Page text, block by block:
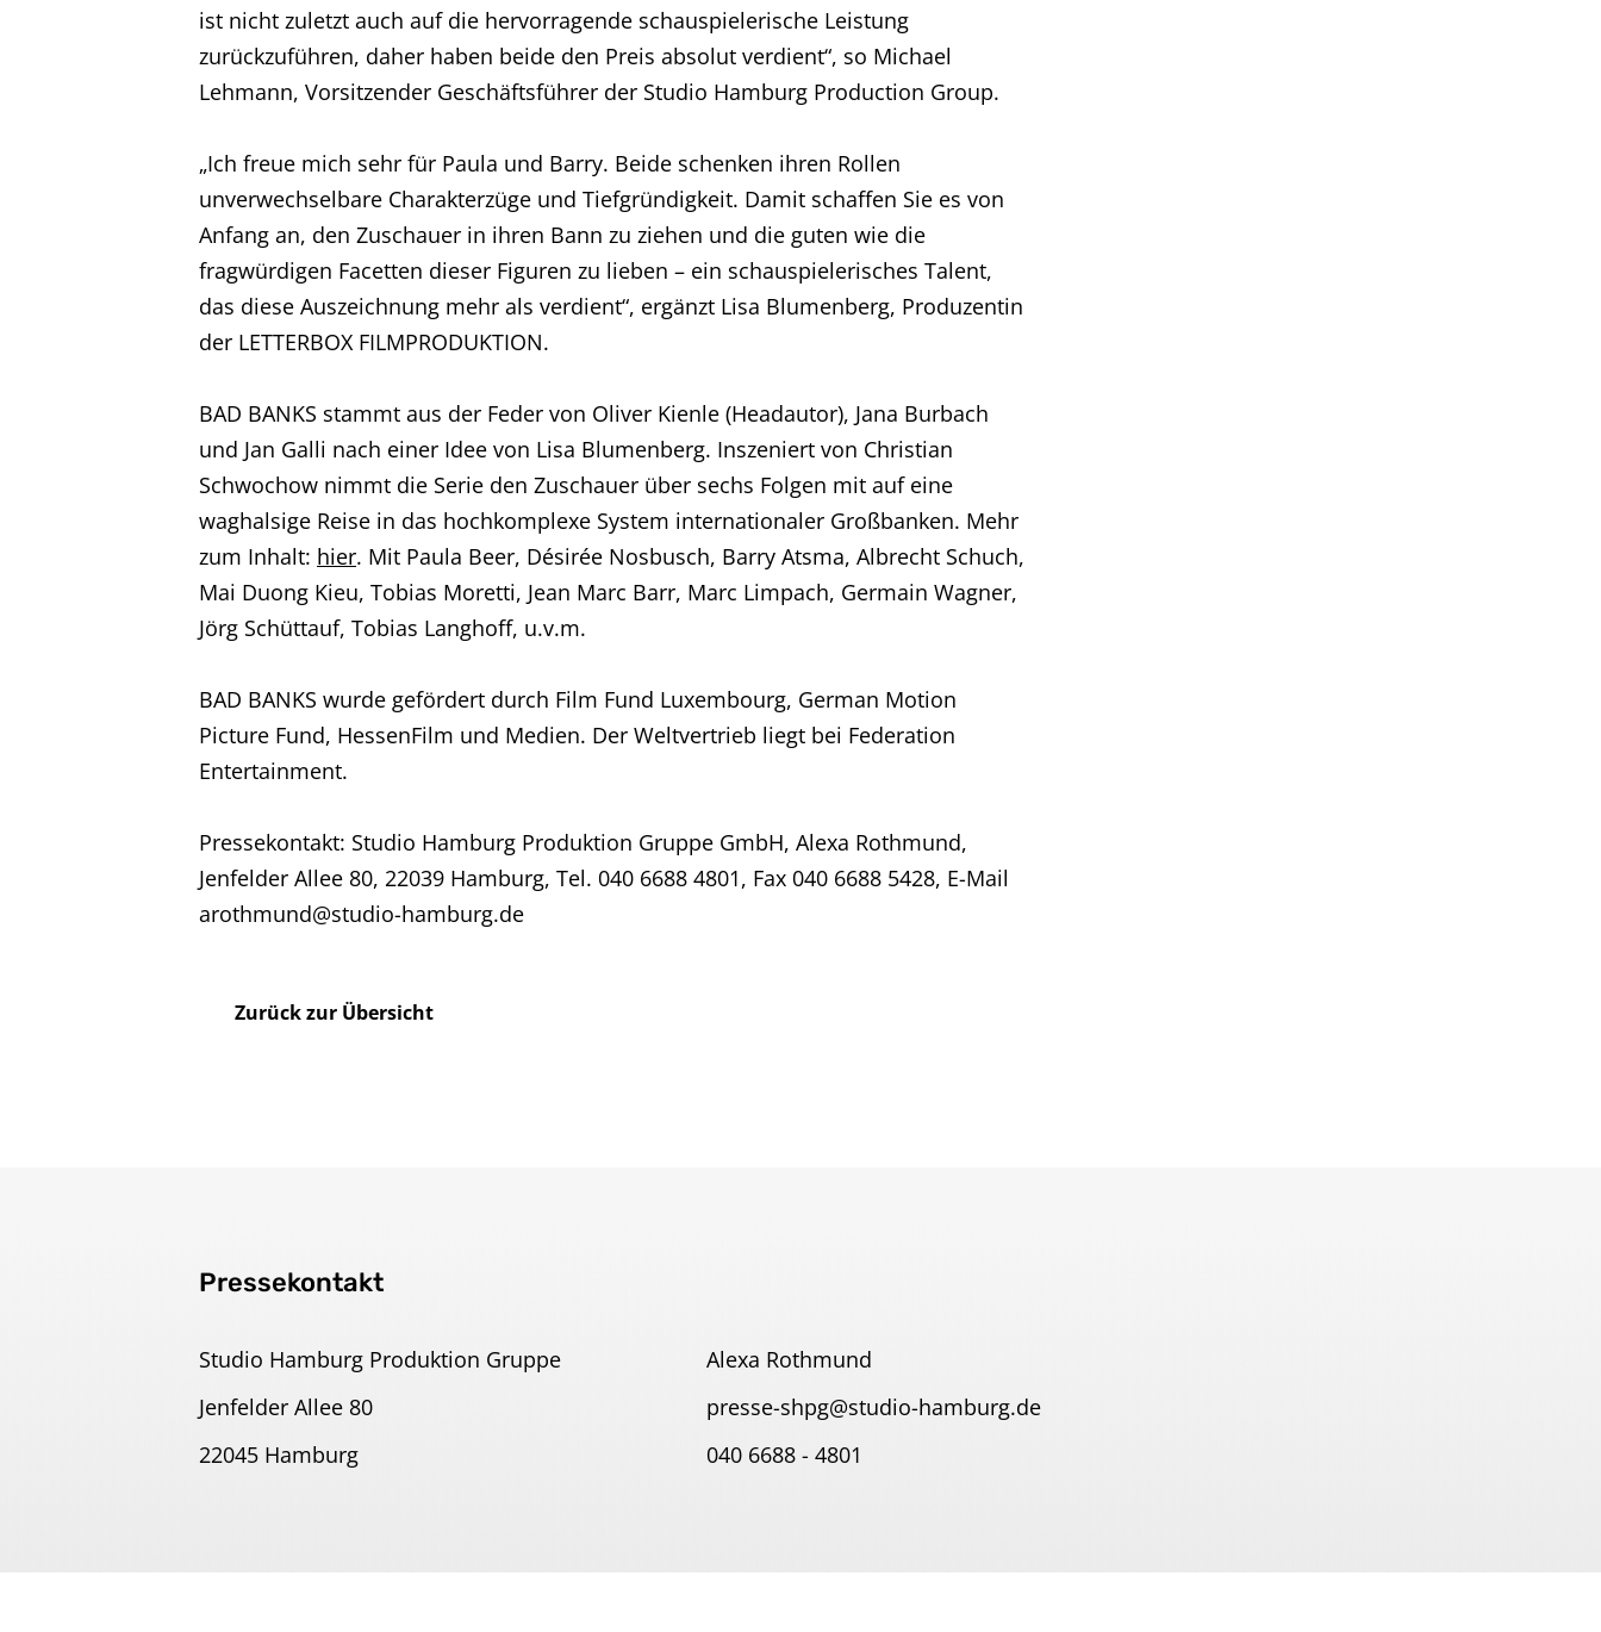
ist nicht zuletzt auch auf die hervorragende schauspielerische Leistung
zurückzuführen, daher haben beide den Preis absolut verdient“, so Michael
Lehmann, Vorsitzender Geschäftsführer der Studio Hamburg Production Group.
„Ich freue mich sehr für Paula und Barry. Beide schenken ihren Rollen
unverwechselbare Charakterzüge und Tiefgründigkeit. Damit schaffen Sie es von
Anfang an, den Zuschauer in ihren Bann zu ziehen und die guten wie die
fragwürdigen Facetten dieser Figuren zu lieben – ein schauspielerisches Talent,
das diese Auszeichnung mehr als verdient“, ergänzt Lisa Blumenberg, Produzentin
der LETTERBOX FILMPRODUKTION.
BAD BANKS stammt aus der Feder von Oliver Kienle (Headautor), Jana Burbach
und Jan Galli nach einer Idee von Lisa Blumenberg. Inszeniert von Christian
Schwochow nimmt die Serie den Zuschauer über sechs Folgen mit auf eine
waghalsige Reise in das hochkomplexe System internationaler Großbanken. Mehr
zum Inhalt: hier. Mit Paula Beer, Désirée Nosbusch, Barry Atsma, Albrecht Schuch,
Mai Duong Kieu, Tobias Moretti, Jean Marc Barr, Marc Limpach, Germain Wagner,
Jörg Schüttauf, Tobias Langhoff, u.v.m.
BAD BANKS wurde gefördert durch Film Fund Luxembourg, German Motion
Picture Fund, HessenFilm und Medien. Der Weltvertrieb liegt bei Federation
Entertainment.
Pressekontakt: Studio Hamburg Produktion Gruppe GmbH, Alexa Rothmund,
Jenfelder Allee 80, 22039 Hamburg, Tel. 040 6688 4801, Fax 040 6688 5428, E-Mail
arothmund@studio-hamburg.de
Zurück zur Übersicht
Pressekontakt
Studio Hamburg Produktion Gruppe
Jenfelder Allee 80
22045 Hamburg
Alexa Rothmund
presse-shpg@studio-hamburg.de
040 6688 - 4801
Home
Unternehmen
Produktionen
Presse
Karriere
Kontakt